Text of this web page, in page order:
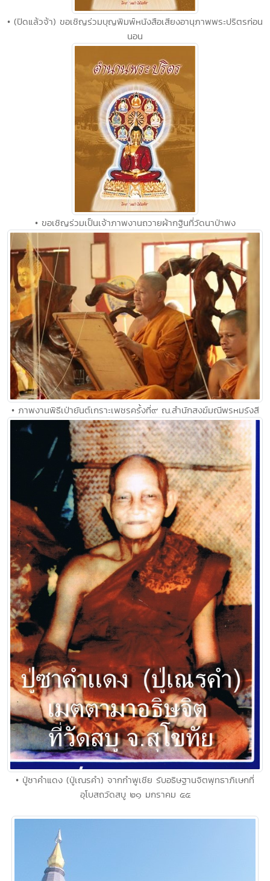
• (ปิดแล้วจ้า) ขอเชิญร่วมบุญพิมพ์หนังสือเสียงอานุภาพพระปริตรก่อน
นอน
• ขอเชิญร่วมเป็นเจ้าภาพงานถวายผ้ากฐินที่วัดนาป่าพง
• ภาพงานพิธีเป่ายันต์เกราะเพชรครั้งที่๙ ณ.สำนักสงฆ์มณีพรหมรังสี
• ปู่ซาคำแดง (ปู่เณรคำ) จากกำพูเชีย รับอธิษฐานจิตพุทธาภิเษกที่
อุโบสถวัดสบู ๒๑ มกราคม ๕๕